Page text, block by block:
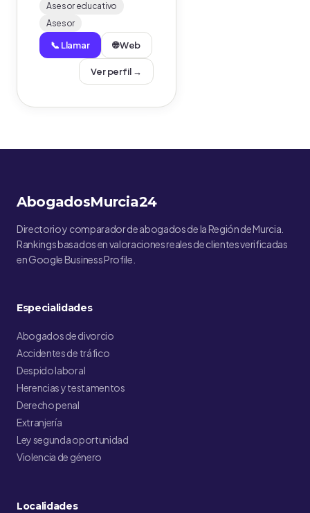
Asesor educativo
Asesor
📞 Llamar 🌐 Web
Ver perfil →
AbogadosMurcia24
Directorio y comparador de abogados de la Región de Murcia.
Rankings basados en valoraciones reales de clientes verificadas
en Google Business Profile.
Especialidades
Abogados de divorcio
Accidentes de tráfico
Despido laboral
Herencias y testamentos
Derecho penal
Extranjería
Ley segunda oportunidad
Violencia de género
Localidades